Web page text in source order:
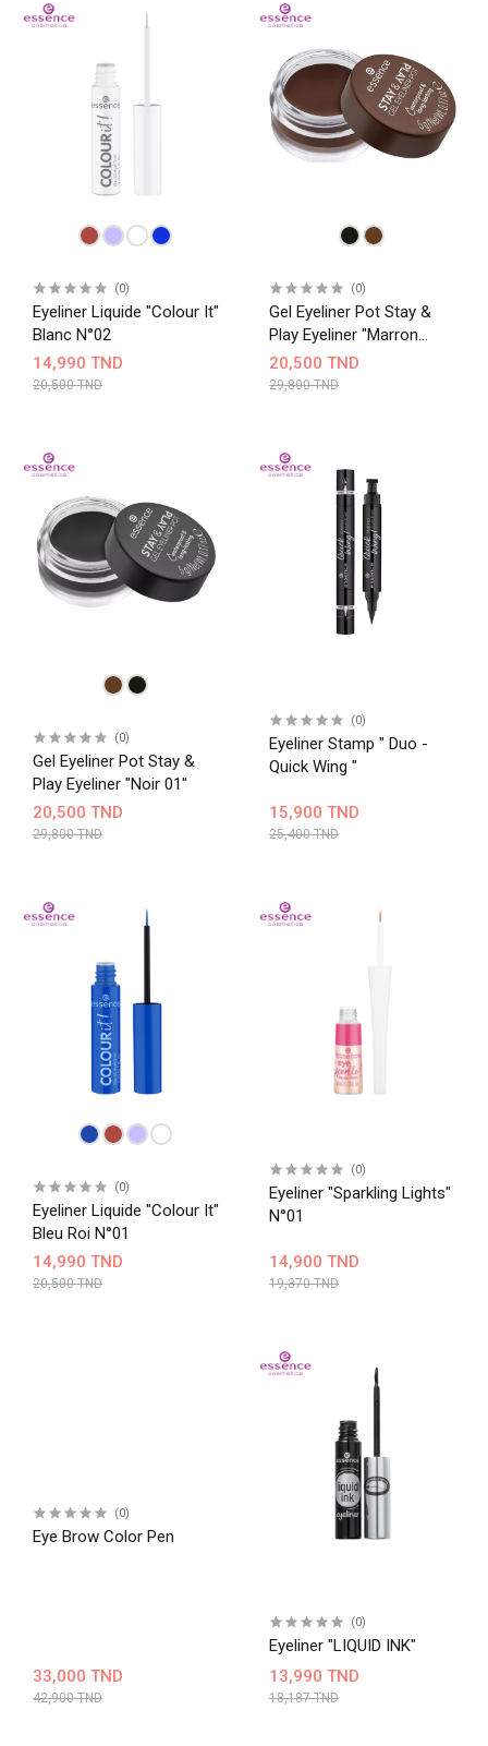
(0)
Eyeliner Liquide "Colour It"
Blanc N°02
14,990 TND
20,500 TND
(0)
Gel Eyeliner Pot Stay &
Play Eyeliner "marron
Chaud 02"
20,500 TND
29,800 TND
(0)
Gel Eyeliner Pot Stay &
Play Eyeliner "Noir 01"
20,500 TND
29,800 TND
(0)
Eyeliner Stamp " Duo -
Quick Wing "
15,900 TND
25,400 TND
(0)
Eyeliner Liquide "Colour It"
Bleu Roi N°01
14,990 TND
20,500 TND
(0)
Eyeliner "Sparkling Lights"
N°01
14,900 TND
19,370 TND
(0)
Eye Brow Color Pen
33,000 TND
42,900 TND
(0)
Eyeliner "LIQUID INK"
13,990 TND
18,187 TND